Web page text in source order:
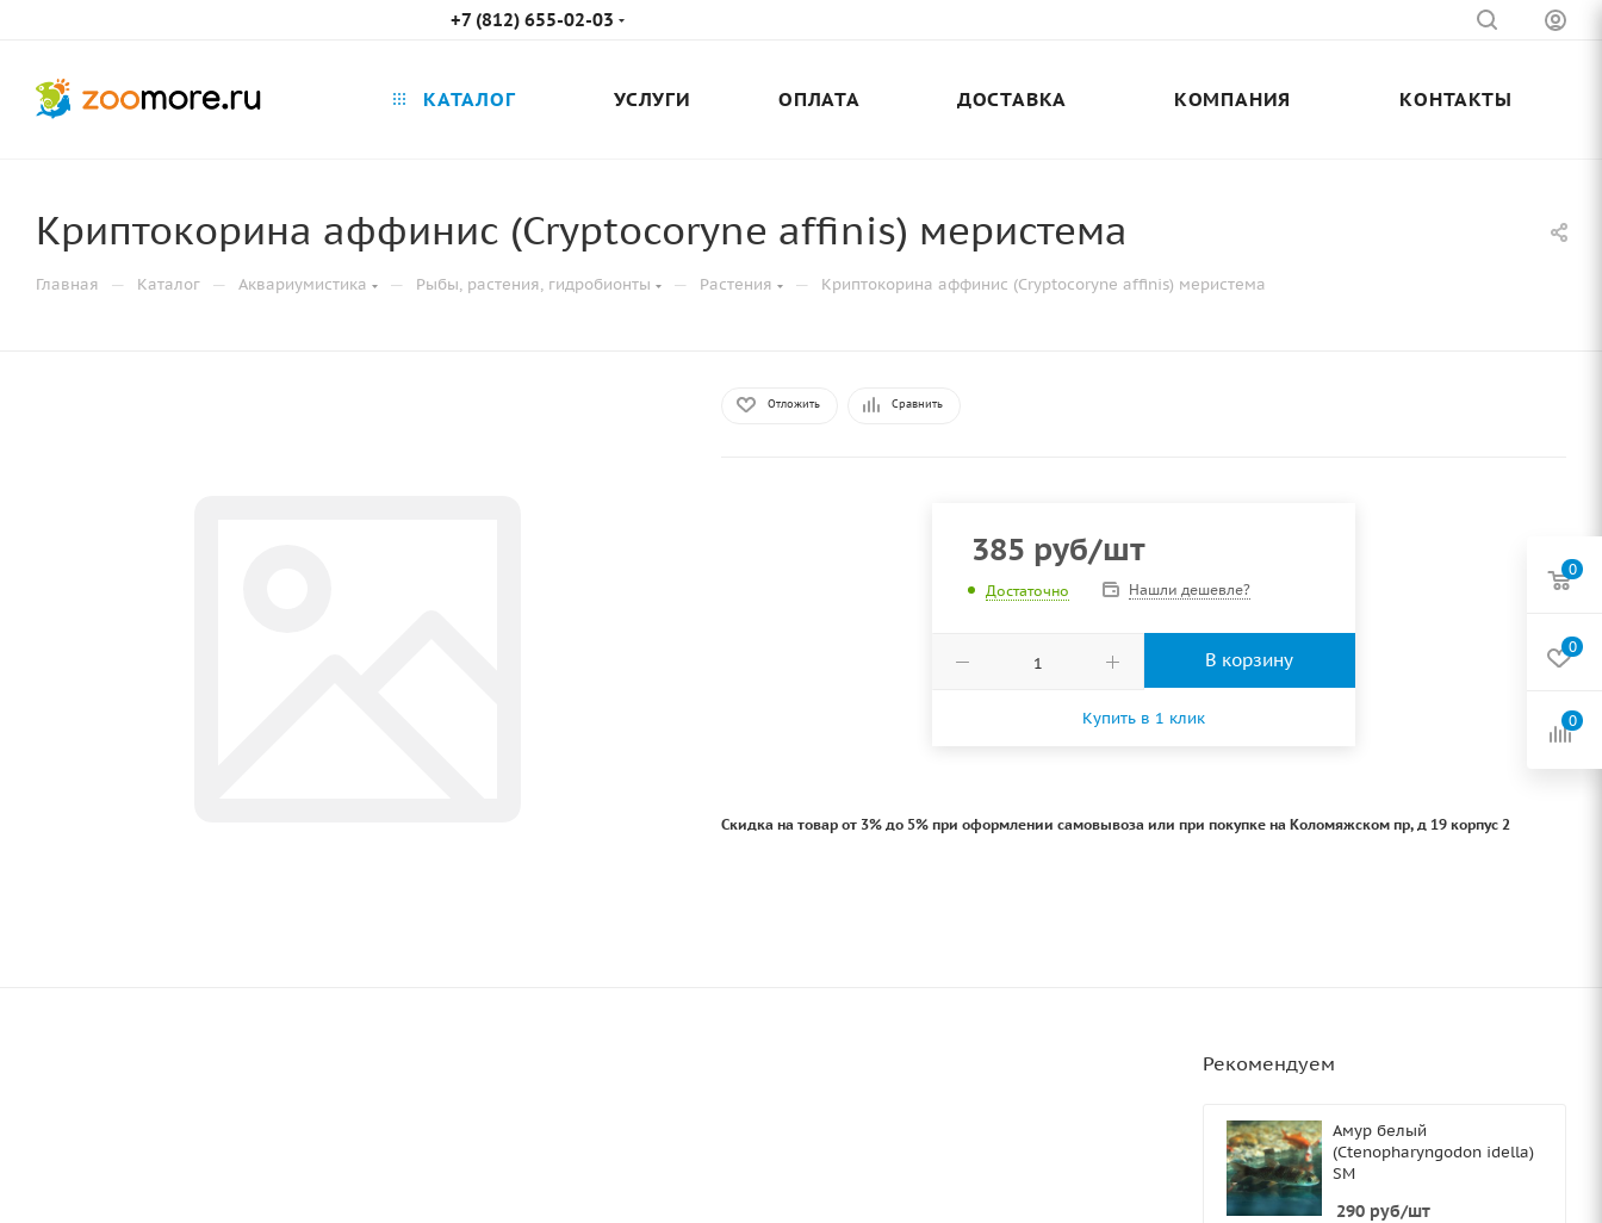
+7 (812) 655-02-03
КАТАЛОГ УСЛУГИ ОПЛАТА ДОСТАВКА КОМПАНИЯ КОНТАКТЫ
Криптокорина аффинис (Cryptocoryne affinis) меристема
Главная — Каталог — Аквариумистика — Рыбы, растения, гидробионты — Растения — Криптокорина аффинис (Cryptocoryne affinis) меристема
Отложить Сравнить
385 руб/шт
Достаточно Нашли дешевле?
В корзину
Купить в 1 клик
Скидка на товар от 3% до 5% при оформлении самовывоза или при покупке на Коломяжском пр, д 19 корпус 2
Рекомендуем
Амур белый
(Ctenopharyngodon idella)
SМ
290 руб/шт
0
0
0